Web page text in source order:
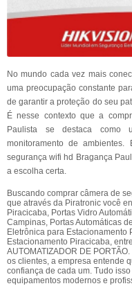
No mundo cada vez mais
uma preocupação constante
de garantir a proteção do seu
É nesse contexto que a
Paulista se destaca como
monitoramento de
segurança wifi hd Bragança
a escolha certa.
Buscando comprar câmera de
que através da Piratronic você
Piracicaba, Portas Vidro
Campinas, Portas Automáticas
Eletrônica para
Estacionamento Piracicaba,
AUTOMATIZADOR DE
os clientes, a empresa entende
confiança de cada um. Tudo
equipamentos modernos e